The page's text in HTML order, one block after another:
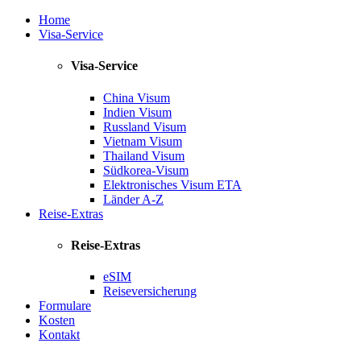
Home
Visa-Service
Visa-Service
China Visum
Indien Visum
Russland Visum
Vietnam Visum
Thailand Visum
Südkorea-Visum
Elektronisches Visum ETA
Länder A-Z
Reise-Extras
Reise-Extras
eSIM
Reiseversicherung
Formulare
Kosten
Kontakt